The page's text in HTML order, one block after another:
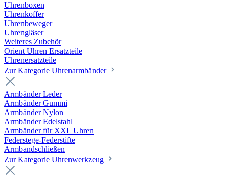
Uhrenboxen
Uhrenkoffer
Uhrenbeweger
Uhrengläser
Weiteres Zubehör
Orient Uhren Ersatzteile
Uhrenersatzteile
Zur Kategorie Uhrenarmbänder
Armbänder Leder
Armbänder Gummi
Armbänder Nylon
Armbänder Edelstahl
Armbänder für XXL Uhren
Federstege-Federstifte
Armbandschließen
Zur Kategorie Uhrenwerkzeug